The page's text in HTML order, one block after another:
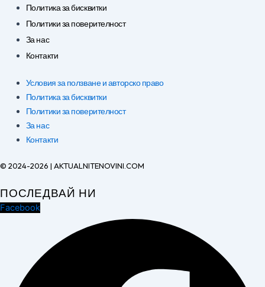
Политика за бисквитки
Политики за поверителност
За нас
Контакти
Условия за ползване и авторско право
Политика за бисквитки
Политики за поверителност
За нас
Контакти
© 2024-2026 | AKTUALNITENOVINI.COM
ПОСЛЕДВАЙ НИ
Facebook